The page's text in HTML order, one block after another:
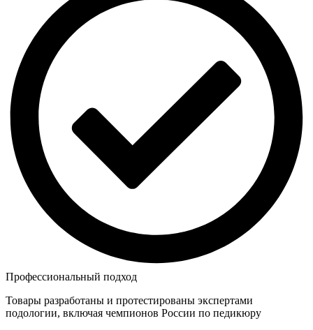
Профессиональный подход
Товары разработаны и протестированы экспертами
подологии, включая чемпионов России по педикюру